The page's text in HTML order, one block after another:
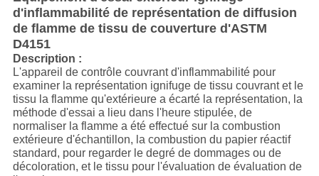
d'inflammabilité de représentation de diffusion
de flamme de tissu de couverture d'ASTM
D4151
Description :
L'appareil de contrôle couvrant d'inflammabilité pour
examiner la représentation ignifuge de tissu couvrant et le
tissu la flamme qu'extérieure a écarté la représentation, la
méthode d'essai a lieu dans l'heure stipulée, de
normaliser la flamme a été effectué sur la combustion
extérieure d'échantillon, la combustion du papier réactif
standard, pour regarder le degré de dommages ou de
décoloration, et le tissu pour l'évaluation de évaluation de